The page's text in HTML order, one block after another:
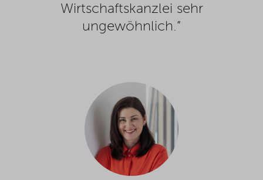
Wirtschaftskanzlei sehr
ungewöhnlich.”